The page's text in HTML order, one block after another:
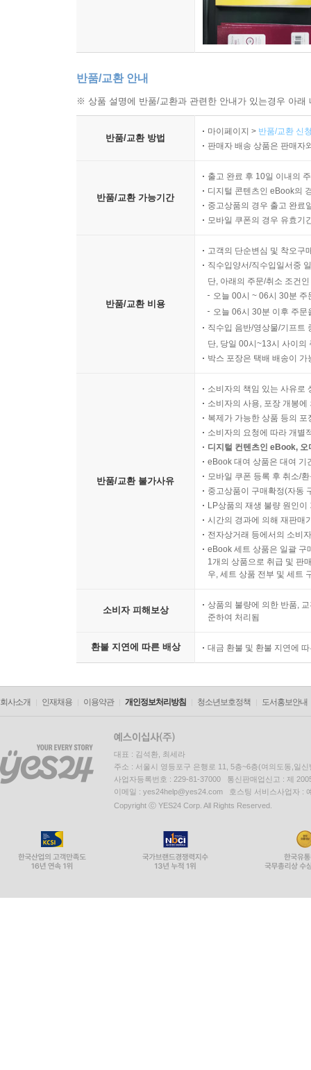
반품/교환 안내
※ 상품 설명에 반품/교환과 관련한 안내가 있는경우 아
반품/교환 방법
마이페이지 > 반품/교환 신
판매자 배송 상품은 판매자
반품/교환 가능기간
출고 완료 후 10일 이내의
디지털 콘텐츠인 eBook의
중고상품의 경우 출고 완료
모바일 쿠폰의 경우 유효기
반품/교환 비용
고객의 단순변심 및 착오구
직수입양서/직수입일서중
단, 아래의 주문/취소 조건
오늘 00시 ~ 06시 30분
오늘 06시 30분 이후 주
직수입 음반/영상물/기프트
단, 당일 00시~13시 사이의
박스 포장은 택배 배송이
반품/교환 불가사유
소비자의 책임 있는 사유로
소비자의 사용, 포장 개봉
복제가 가능한 상품 등의
소비자의 요청에 따라 개별
디지털 컨텐츠인 eBook,
eBook 대여 상품은 대여 기
모바일 쿠폰 등록 후 취소/
중고상품이 구매확정(자동
LP상품의 재생 불량 원인
시간의 경과에 의해 재판매
전자상거래 등에서의 소비
eBook 세트 상품은 일괄 구
1개의 상품으로 취급 및 판
우, 세트 상품 전부 및 세트
소비자 피해보상
상품의 불량에 의한 반품,
준하여 처리됨
환불 지연에 따른 배상 대금 환불 및 환불 지연에
회사소개 인재채용 이용약관 개인정보처리방침 청소년보호정책 도서홍보안내
대표 : 김석환, 최세라
주소 : 서울시 영등포구 은행로 11, 5층~6층(여의도동,일신
사업자등록번호 : 229-81-37000 통신판매업신고 : 제
이메일 : yes24help@yes24.com 호스팅 서비스사업자 :
Copyright ⓒ YES24 Corp. All Rights Reserved.